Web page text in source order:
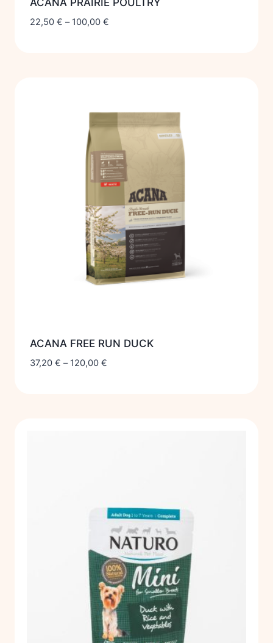
ACANA PRAIRIE POULTRY
22,50 € – 100,00 €
ACANA FREE RUN DUCK
37,20 € – 120,00 €